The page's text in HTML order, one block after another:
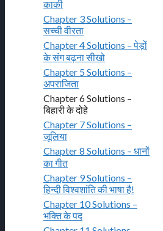
काकी
Chapter 3 Solutions –
सच्ची वीरता
Chapter 4 Solutions – पेड़ों
के संग बढ़ना सीखो
Chapter 5 Solutions –
अपराजिता
Chapter 6 Solutions –
बिहारी के दोहे
Chapter 7 Solutions –
जूलिया
Chapter 8 Solutions – धानों
का गीत
Chapter 9 Solutions –
हिन्दी विश्वशांति की भाषा है!
Chapter 10 Solutions –
भक्ति के पद